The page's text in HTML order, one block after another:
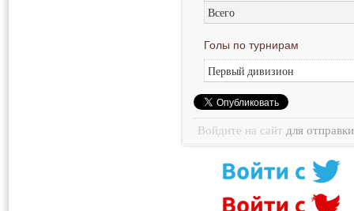
Всего
Голы по турнирам
Первый дивизион
Войдите на сайт для